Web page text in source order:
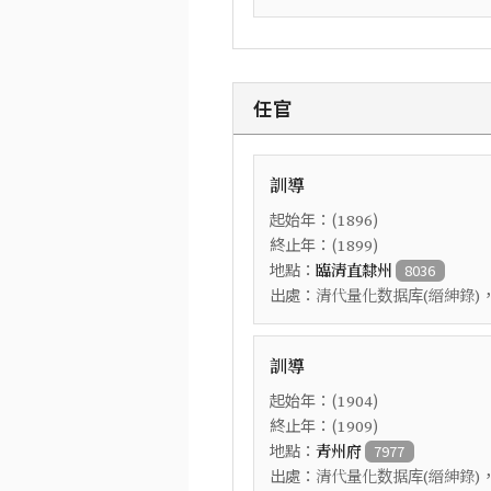
任官
訓導
起始年：(1896)
終止年：(1899)
地點： 臨清直隸州 8036
出處： 清代量化数据库(縉紳錄)
訓導
起始年：(1904)
終止年：(1909)
地點： 青州府 7977
出處： 清代量化数据库(縉紳錄)